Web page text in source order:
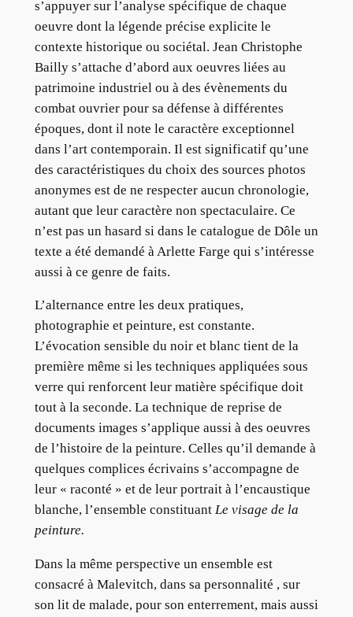
s’appuyer sur l’analyse spécifique de chaque
oeuvre dont la légende précise explicite le
contexte historique ou sociétal. Jean Christophe
Bailly s’attache d’abord aux oeuvres liées au
patrimoine industriel ou à des évènements du
combat ouvrier pour sa défense à différentes
époques, dont il note le caractère exceptionnel
dans l’art contemporain. Il est significatif qu’une
des caractéristiques du choix des sources photos
anonymes est de ne respecter aucun chronologie,
autant que leur caractère non spectaculaire. Ce
n’est pas un hasard si dans le catalogue de Dôle un
texte a été demandé à Arlette Farge qui s’intéresse
aussi à ce genre de faits.
L’alternance entre les deux pratiques,
photographie et peinture, est constante.
L’évocation sensible du noir et blanc tient de la
première même si les techniques appliquées sous
verre qui renforcent leur matière spécifique doit
tout à la seconde. La technique de reprise de
documents images s’applique aussi à des oeuvres
de l’histoire de la peinture. Celles qu’il demande à
quelques complices écrivains s’accompagne de
leur « raconté » et de leur portrait à l’encaustique
blanche, l’ensemble constituant Le visage de la
peinture.
Dans la même perspective un ensemble est
consacré à Malevitch, dans sa personnalité , sur
son lit de malade, pour son enterrement, mais aussi